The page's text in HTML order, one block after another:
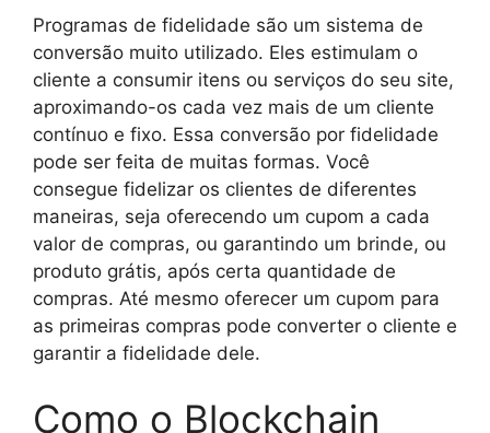
Programas de fidelidade são um sistema de
conversão muito utilizado. Eles estimulam o
cliente a consumir itens ou serviços do seu site,
aproximando-os cada vez mais de um cliente
contínuo e fixo. Essa conversão por fidelidade
pode ser feita de muitas formas. Você
consegue fidelizar os clientes de diferentes
maneiras, seja oferecendo um cupom a cada
valor de compras, ou garantindo um brinde, ou
produto grátis, após certa quantidade de
compras. Até mesmo oferecer um cupom para
as primeiras compras pode converter o cliente e
garantir a fidelidade dele.
Como o Blockchain